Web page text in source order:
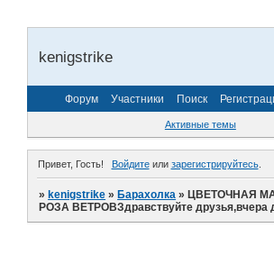
kenigstrike
Форум Участники Поиск
Активные темы
Привет, Гость! Войдитеили зарегистрируйтесь.
»kenigstrike »Барахолка »ЦВЕТОЧНАЯ
РОЗА ВЕТРОВЗдравствуйте друзья,вчера